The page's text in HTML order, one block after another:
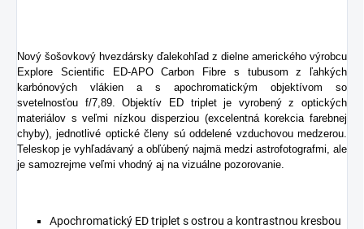
Nový šošovkový hvezdársky ďalekohľad z dielne amerického výrobcu
Explore Scientific ED-APO Carbon Fibre s tubusom z ľahkých
karbónových vlákien a s apochromatickým objektívom so
svetelnosťou f/7,89. Objektív ED triplet je vyrobený z optických
materiálov s veľmi nízkou disperziou (excelentná korekcia farebnej
chyby), jednotlivé optické členy sú oddelené vzduchovou medzerou.
Teleskop je vyhľadávaný a obľúbený najmä medzi astrofotografmi, ale
je samozrejme veľmi vhodný aj na vizuálne pozorovanie.
Apochromatický ED triplet s ostrou a kontrastnou kresbou